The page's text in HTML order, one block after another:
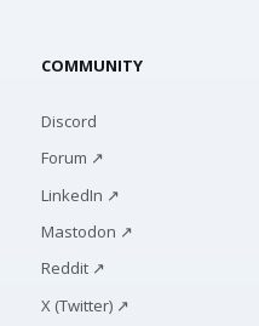
COMMUNITY
Discord
Forum ↗
LinkedIn ↗
Mastodon ↗
Reddit ↗
X (Twitter) ↗